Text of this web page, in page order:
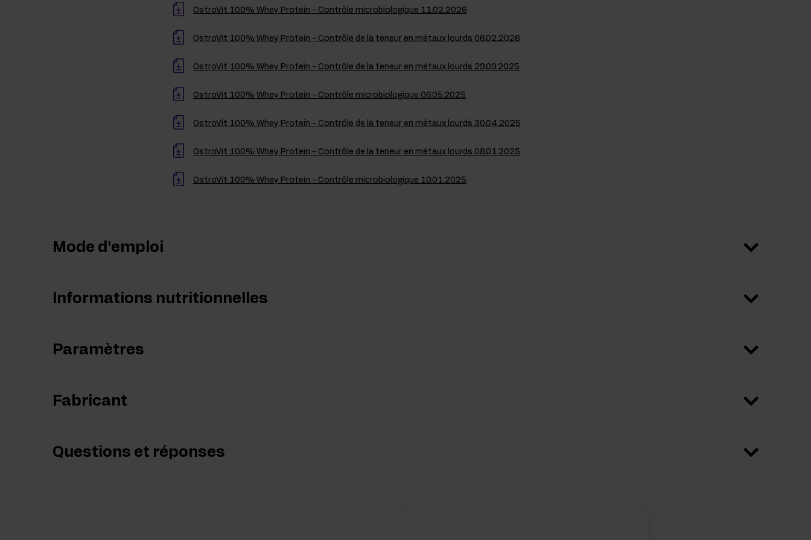
OstroVit 100% Whey Protein - Contrôle microbiologique 11.02.2026
OstroVit 100% Whey Protein - Contrôle de la teneur en métaux lourds 06.02.2026
OstroVit 100% Whey Protein - Contrôle de la teneur en métaux lourds 29.09.2025
OstroVit 100% Whey Protein - Contrôle microbiologique 06.05.2025
OstroVit 100% Whey Protein - Contrôle de la teneur en métaux lourds 30.04.2025
OstroVit 100% Whey Protein - Contrôle de la teneur en métaux lourds 08.01.2025
OstroVit 100% Whey Protein - Contrôle microbiologique 10.01.2025
Mode d'emploi
Informations nutritionnelles
Paramètres
Fabricant
Questions et réponses